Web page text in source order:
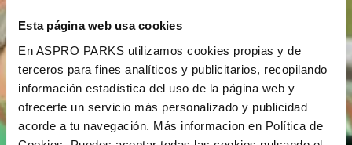
Esta página web usa cookies
En ASPRO PARKS utilizamos cookies propias y de
terceros para fines analíticos y publicitarios, recopilando
información estadística del uso de la página web y
ofrecerte un servicio más personalizado y publicidad
acorde a tu navegación. Más informacion en Política de